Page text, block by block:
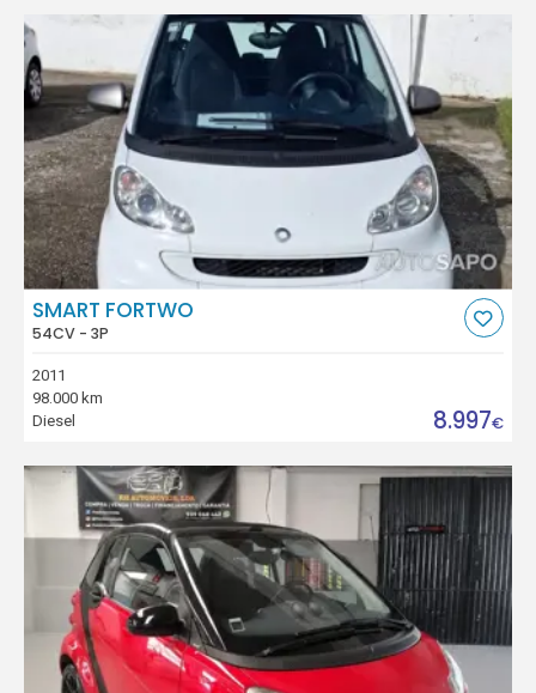
SMART FORTWO
54CV - 3P
2011
98.000 km
Diesel
8.997€